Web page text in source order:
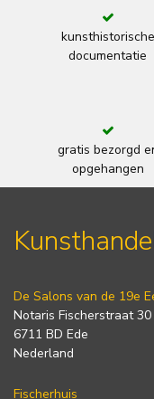
kunsthistorische
documentatie
gratis bezorgd
opgehangen
De Salons van de 19e
Notaris Fischerstraat 30
6711 BD Ede
Nederland
Fischerhuis